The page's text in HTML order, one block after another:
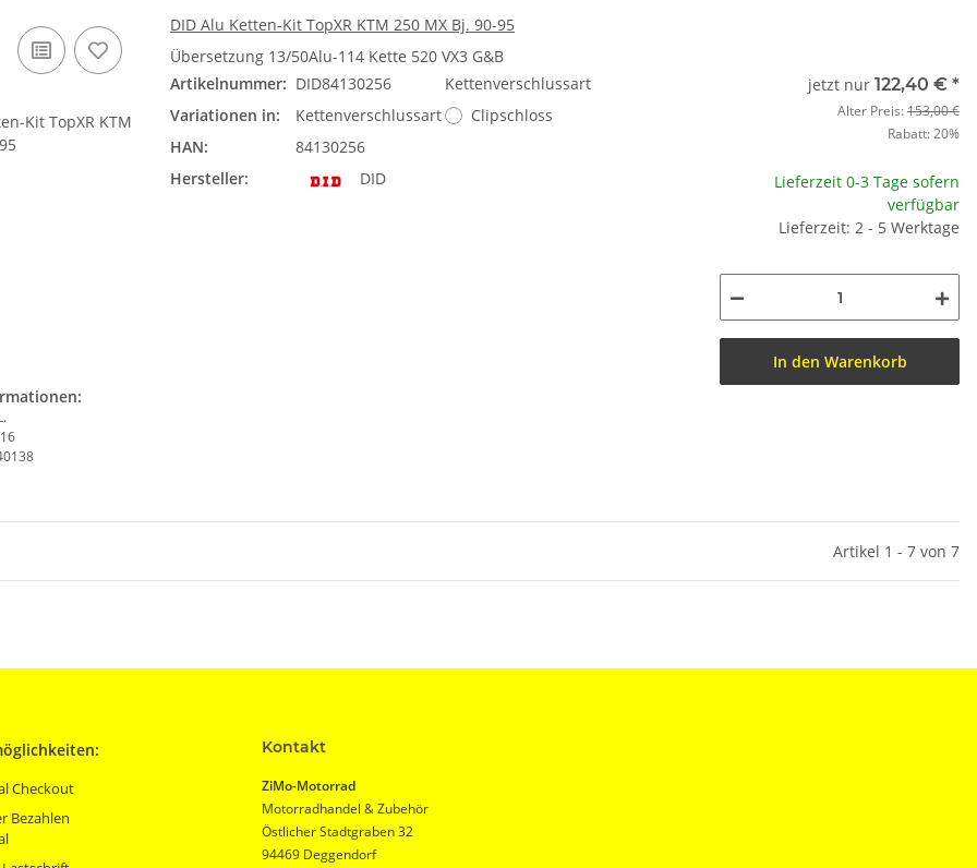
DID Alu Ketten-Kit TopXR KTM 250 MX Bj. 90-95
Übersetzung 13/50Alu-114 Kette 520 VX3 G&B
Artikelnummer: DID84130256
Variationen in:
Kettenverschlussart
HAN:
84130256
Hersteller:
DID
Kettenverschlussart
Clipschloss
jetzt nur 122,40 € *
Alter Preis:153,00 €
Rabatt:20%
Lieferzeit 0-3 Tage sofern
verfügbar
Lieferzeit: 2 - 5 Werktage
In den Warenkorb
Artikel 1 - 7 von 7
Checkout
Bezahlen
Kontakt
ZiMo-Motorrad
Motorradhandel & Zubehör
Östlicher Stadtgraben 32
94469 Deggendorf